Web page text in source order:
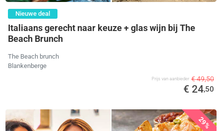
Nieuwe deal
Italiaans gerecht naar keuze + glas wijn bij The
Beach Brunch
The Beach brunch
Blankenberge
Prijs van aanbieder € 49,50
€ 24,50
29%